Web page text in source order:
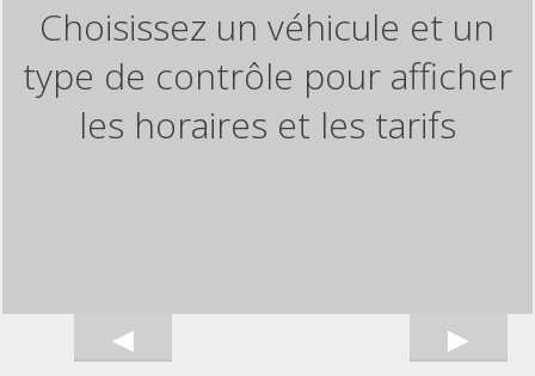
Choisissez un véhicule et un
type de contrôle pour afficher
les horaires et les tarifs